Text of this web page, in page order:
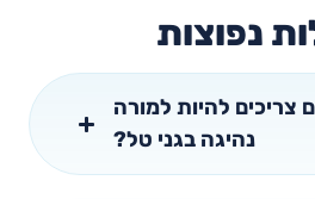
נפוצות
צריכים להיות למורה
נהיגה בגני טל?